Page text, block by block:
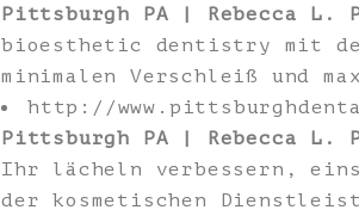
Pittsburgh PA | Rebecca L.
bioesthetic dentistry mit
minimalen Verschleiß und
http://
Pittsburgh PA | Rebecca L.
Ihr lächeln verbessern,
der kosmetischen